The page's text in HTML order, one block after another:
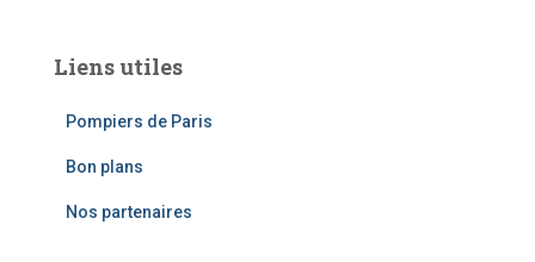
rLiens utiles
Pompiers de Paris
Bon plans
Nos partenaires